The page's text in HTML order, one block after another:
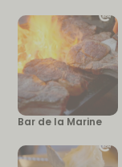
Bar de la Marine